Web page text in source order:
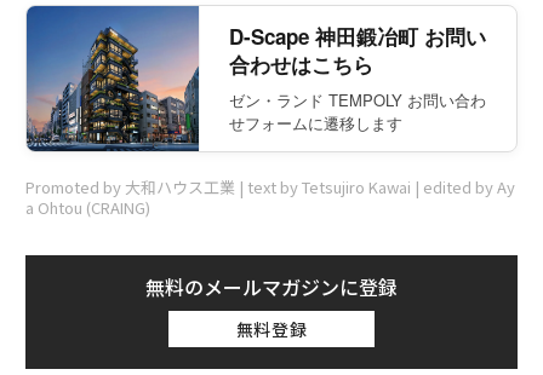
D-Scape 神田鍛冶町 お問い
合わせはこちら
ゼン・ランド TEMPOLY お問い合わ
せフォームに遷移します
Promoted by 大和ハウス工業 | text by Tetsujiro Kawai | edited by Ay
a Ohtou (CRAING)
無料のメールマガジンに登録
無料登録